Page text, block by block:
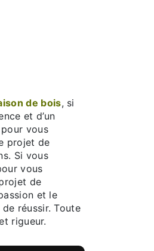
de bois, si
et d’un
vous
projet de
Si vous
vous
de
et le
réussir. Toute
rigueur.